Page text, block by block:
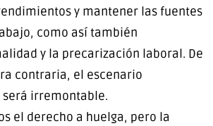
y mantener las fuentes
como así también
y la precarización laboral. De
contraria, el escenario
será irremontable.
el derecho a huelga, pero la